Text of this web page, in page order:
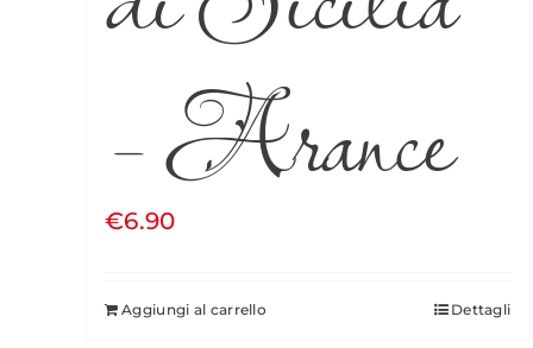
– Arance
€6.90
Aggiungi al carrello Dettagli